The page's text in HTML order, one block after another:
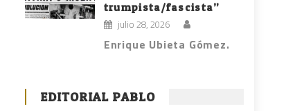
trumpista/fascista”
julio 28, 2026
Enrique Ubieta Gómez.
EDITORIAL PABLO